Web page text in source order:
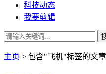
科技动态
我要剪辑
主页 > 包含"飞机"标签的文章